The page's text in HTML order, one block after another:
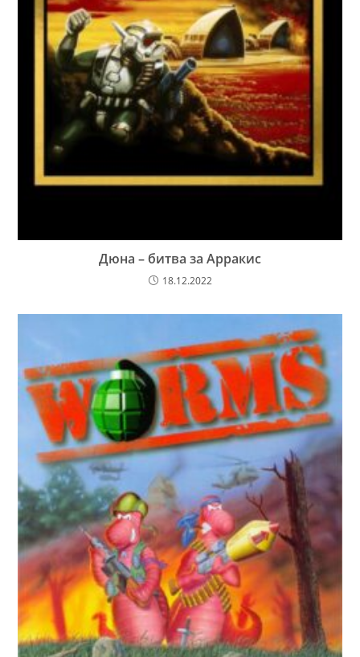
Дюна – битва за Арракис
18.12.2022